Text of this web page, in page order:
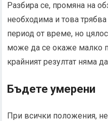
Разбира се, промяна на
необходима и това
период от време, но
може да се окаже малко
крайният резултат няма
Бъдете умерени
При всички положения,